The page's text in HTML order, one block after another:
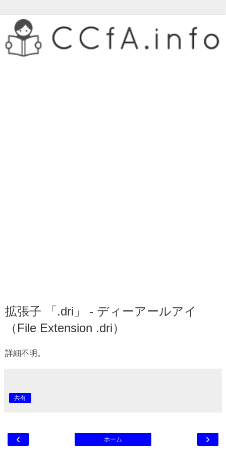
拡張子 「.dri」 - ディーアールアイ
（File Extension .dri）
詳細不明。
共有
‹ ›
ホーム